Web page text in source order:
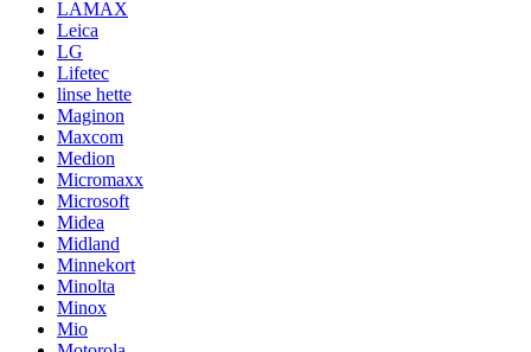
LAMAX
Leica
LG
Lifetec
linse hette
Maginon
Maxcom
Medion
Micromaxx
Microsoft
Midea
Midland
Minnekort
Minolta
Minox
Mio